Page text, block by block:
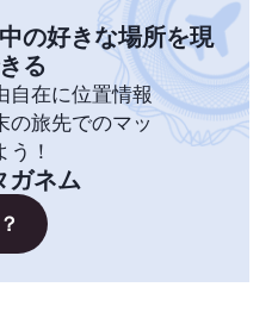
の好きな場所を現
る
自在に位置情報
の旅先でのマッ
！
ガネム